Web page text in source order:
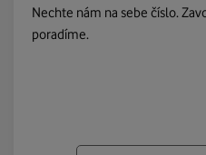
Nechte nám na sebe číslo.
poradíme.